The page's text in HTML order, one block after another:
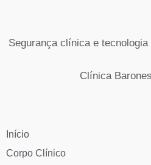
Segurança clínica e
Clínica
Início
Corpo Clínico